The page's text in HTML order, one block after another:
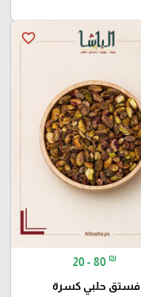
favorite_border
20 - 80 ₪
فستق حلبي كسرة